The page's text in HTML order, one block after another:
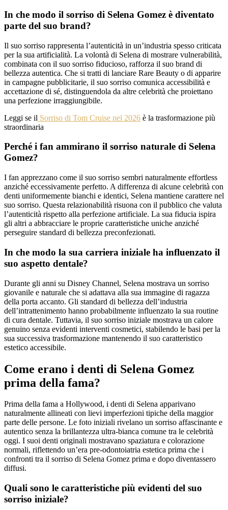
In che modo il sorriso di Selena Gomez è diventato
parte del suo brand?
Il suo sorriso rappresenta l’autenticità in un’industria spesso criticata
per la sua artificialità. La volontà di Selena di mostrare vulnerabilità,
combinata con il suo sorriso fiducioso, rafforza il suo brand di
bellezza autentica. Che si tratti di lanciare Rare Beauty o di apparire
in campagne pubblicitarie, il suo sorriso comunica accessibilità e
accettazione di sé, distinguendola da altre celebrità che proiettano
una perfezione irraggiungibile.
Leggi se il Sorriso di Tom Cruise nel 2026 è la trasformazione più
straordinaria
Perché i fan ammirano il sorriso naturale di Selena
Gomez?
I fan apprezzano come il suo sorriso sembri naturalmente effortless
anziché eccessivamente perfetto. A differenza di alcune celebrità con
denti uniformemente bianchi e identici, Selena mantiene carattere nel
suo sorriso. Questa relazionabilità risuona con il pubblico che valuta
l’autenticità rispetto alla perfezione artificiale. La sua fiducia ispira
gli altri a abbracciare le proprie caratteristiche uniche anziché
perseguire standard di bellezza preconfezionati.
In che modo la sua carriera iniziale ha influenzato il
suo aspetto dentale?
Durante gli anni su Disney Channel, Selena mostrava un sorriso
giovanile e naturale che si adattava alla sua immagine di ragazza
della porta accanto. Gli standard di bellezza dell’industria
dell’intrattenimento hanno probabilmente influenzato la sua routine
di cura dentale. Tuttavia, il suo sorriso iniziale mostrava un calore
genuino senza evidenti interventi cosmetici, stabilendo le basi per la
sua successiva trasformazione mantenendo il suo caratteristico
estetico accessibile.
Come erano i denti di Selena Gomez
prima della fama?
Prima della fama a Hollywood, i denti di Selena apparivano
naturalmente allineati con lievi imperfezioni tipiche della maggior
parte delle persone. Le foto iniziali rivelano un sorriso affascinante e
autentico senza la brillantezza ultra-bianca comune tra le celebrità
oggi. I suoi denti originali mostravano spaziatura e colorazione
normali, riflettendo un’era pre-odontoiatria estetica prima che i
confronti tra il sorriso di Selena Gomez prima e dopo diventassero
diffusi.
Quali sono le caratteristiche più evidenti del suo
sorriso iniziale?